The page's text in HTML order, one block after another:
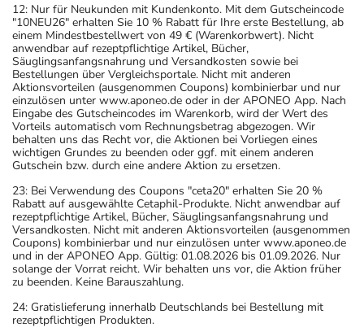
12: Nur für Neukunden mit Kundenkonto. Mit dem Gutscheincode
"10NEU26" erhalten Sie 10 % Rabatt für Ihre erste Bestellung, ab
einem Mindestbestellwert von 49 € (Warenkorbwert). Nicht
anwendbar auf rezeptpflichtige Artikel, Bücher,
Säuglingsanfangsnahrung und Versandkosten sowie bei
Bestellungen über Vergleichsportale. Nicht mit anderen
Aktionsvorteilen (ausgenommen Coupons) kombinierbar und nur
einzulösen unter www.aponeo.de oder in der APONEO App. Nach
Eingabe des Gutscheincodes im Warenkorb, wird der Wert des
Vorteils automatisch vom Rechnungsbetrag abgezogen. Wir
behalten uns das Recht vor, die Aktionen bei Vorliegen eines
wichtigen Grundes zu beenden oder ggf. mit einem anderen
Gutschein bzw. durch eine andere Aktion zu ersetzen.
23: Bei Verwendung des Coupons "ceta20" erhalten Sie 20 %
Rabatt auf ausgewählte Cetaphil-Produkte. Nicht anwendbar auf
rezeptpflichtige Artikel, Bücher, Säuglingsanfangsnahrung und
Versandkosten. Nicht mit anderen Aktionsvorteilen (ausgenommen
Coupons) kombinierbar und nur einzulösen unter www.aponeo.de
und in der APONEO App. Gültig: 01.08.2026 bis 01.09.2026. Nur
solange der Vorrat reicht. Wir behalten uns vor, die Aktion früher
zu beenden. Keine Barauszahlung.
24: Gratislieferung innerhalb Deutschlands bei Bestellung mit
rezeptpflichtigen Produkten.